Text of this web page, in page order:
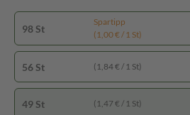
98 St
Spartipp
(1,00 € / 1 St)
56 St (1,84 € / 1 St)
49 St (1,47 € / 1 St)